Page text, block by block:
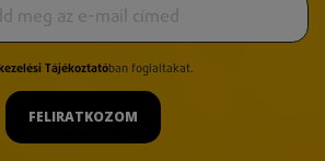
Tájékoztatóban foglaltakat.
FELIRATKOZOM